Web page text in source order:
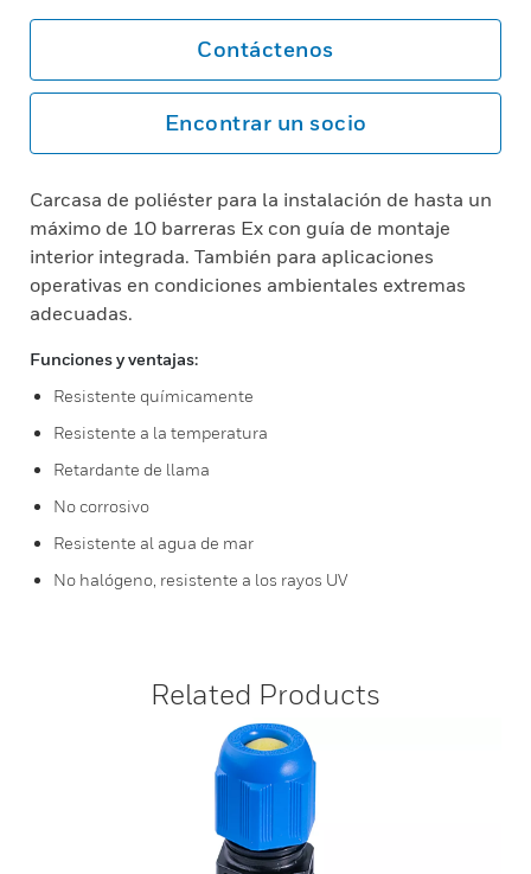
Contáctenos
Encontrar un socio
Carcasa de poliéster para la instalación de hasta un
máximo de 10 barreras Ex con guía de montaje
interior integrada. También para aplicaciones
operativas en condiciones ambientales extremas
adecuadas.
Funciones y ventajas:
Resistente químicamente
Resistente a la temperatura
Retardante de llama
No corrosivo
Resistente al agua de mar
No halógeno, resistente a los rayos UV
Related Products